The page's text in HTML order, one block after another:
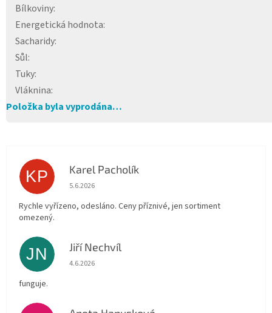
Bílkoviny:
Energetická hodnota:
Sacharidy:
Sůl:
Tuky:
Vláknina:
Položka byla vyprodána…
KP Karel Pacholík
Hodnocení obchodu je 4 z 5 hvězdiček.
5.6.2026
Rychle vyřízeno, odesláno. Ceny příznivé, jen sortiment
omezený.
JN Jiří Nechvíl
Hodnocení obchodu je 5 z 5 hvězdiček.
4.6.2026
funguje.